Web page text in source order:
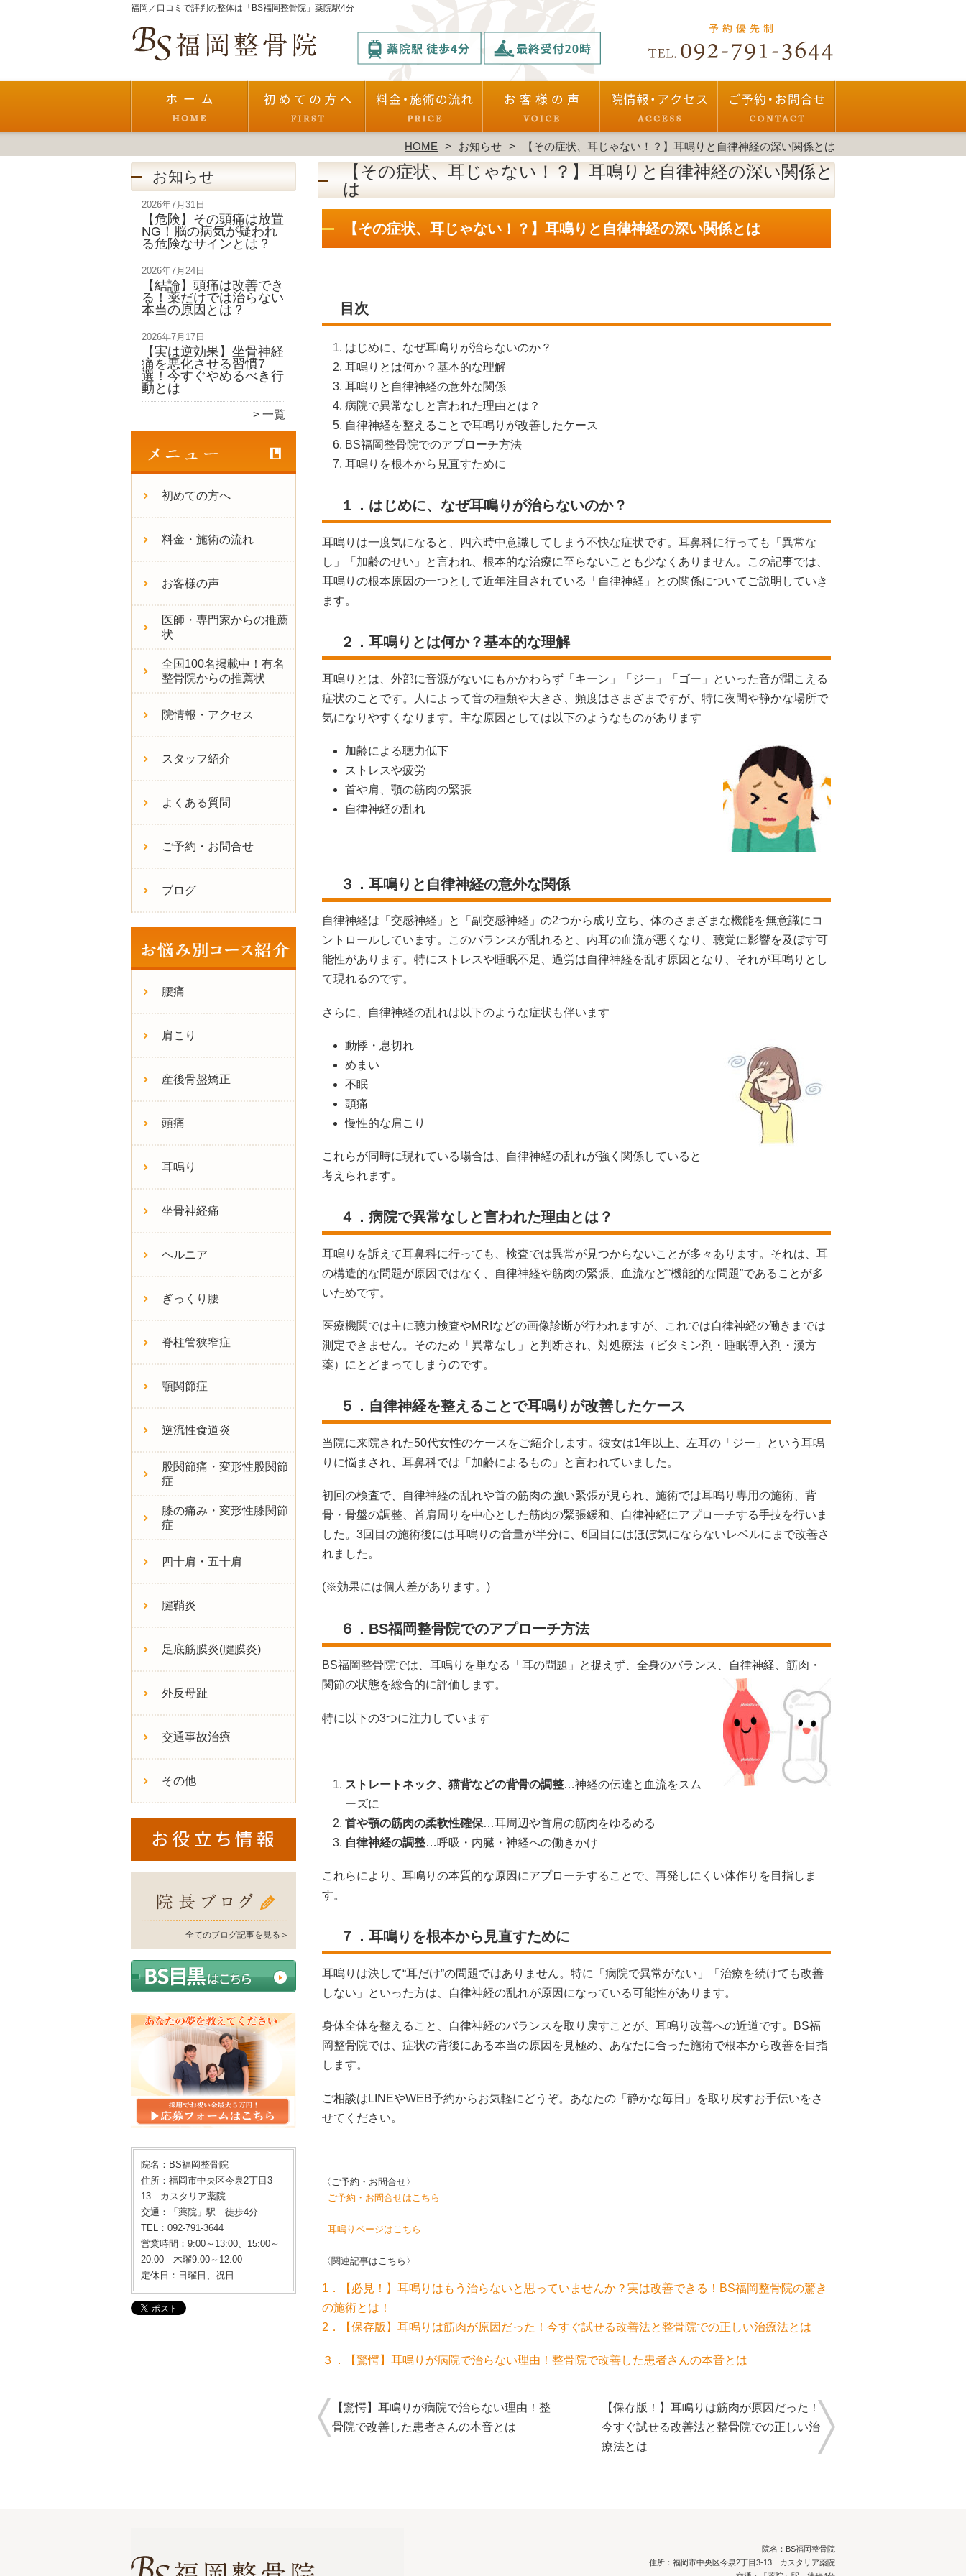
福岡／口コミで評判の整体は「BS福岡整骨院」薬院駅4分
HOME お知らせ 【その症状、耳じゃない！？】耳鳴りと自律神経の深い関係とは
お知らせ
2026年7月31日
【危険】その頭痛は放置
NG！脳の病気が疑われ
る危険なサインとは？
2026年7月24日
【結論】頭痛は改善でき
る！薬だけでは治らない
本当の原因とは？
2026年7月17日
【実は逆効果】坐骨神経
痛を悪化させる習慣7
選！今すぐやめるべき行
動とは
一覧
初めての方へ
料金・施術の流れ
お客様の声
医師・専門家からの推薦
状
全国100名掲載中！有名
整骨院からの推薦状
院情報・アクセス
スタッフ紹介
よくある質問
ご予約・お問合せ
ブログ
腰痛
肩こり
産後骨盤矯正
頭痛
耳鳴り
坐骨神経痛
ヘルニア
ぎっくり腰
脊柱管狭窄症
顎関節症
逆流性食道炎
股関節痛・変形性股関節
症
膝の痛み・変形性膝関節
症
四十肩・五十肩
腱鞘炎
足底筋膜炎(腱膜炎)
外反母趾
交通事故治療
その他
全てのブログ記事を見る＞
院名：BS福岡整骨院
住所：福岡市中央区今泉2丁目3-
13 カスタリア薬院
交通：「薬院」駅 徒歩4分
TEL：092-791-3644
営業時間：9:00～13:00、15:00～
20:00 木曜9:00～12:00
定休日：日曜日、祝日
【その症状、耳じゃない！？】耳鳴りと自律神経の深い関係と
は
【その症状、耳じゃない！？】耳鳴りと自律神経の深い関係とは
目次
はじめに、なぜ耳鳴りが治らないのか？
耳鳴りとは何か？基本的な理解
耳鳴りと自律神経の意外な関係
病院で異常なしと言われた理由とは？
自律神経を整えることで耳鳴りが改善したケース
BS福岡整骨院でのアプローチ方法
耳鳴りを根本から見直すために
１．はじめに、なぜ耳鳴りが治らないのか？
耳鳴りは一度気になると、四六時中意識してしまう不快な症状です。耳鼻科に行っても「異常な
し」「加齢のせい」と言われ、根本的な治療に至らないことも少なくありません。この記事では、
耳鳴りの根本原因の一つとして近年注目されている「自律神経」との関係についてご説明していき
ます。
２．耳鳴りとは何か？基本的な理解
耳鳴りとは、外部に音源がないにもかかわらず「キーン」「ジー」「ゴー」といった音が聞こえる
症状のことです。人によって音の種類や大きさ、頻度はさまざまですが、特に夜間や静かな場所で
気になりやすくなります。主な原因としては以下のようなものがあります
加齢による聴力低下
ストレスや疲労
首や肩、顎の筋肉の緊張
自律神経の乱れ
３．耳鳴りと自律神経の意外な関係
自律神経は「交感神経」と「副交感神経」の2つから成り立ち、体のさまざまな機能を無意識にコ
ントロールしています。このバランスが乱れると、内耳の血流が悪くなり、聴覚に影響を及ぼす可
能性があります。特にストレスや睡眠不足、過労は自律神経を乱す原因となり、それが耳鳴りとし
て現れるのです。
さらに、自律神経の乱れは以下のような症状も伴います
動悸・息切れ
めまい
不眠
頭痛
慢性的な肩こり
これらが同時に現れている場合は、自律神経の乱れが強く関係していると
考えられます。
４．病院で異常なしと言われた理由とは？
耳鳴りを訴えて耳鼻科に行っても、検査では異常が見つからないことが多々あります。それは、耳
の構造的な問題が原因ではなく、自律神経や筋肉の緊張、血流など“機能的な問題”であることが多
いためです。
医療機関では主に聴力検査やMRIなどの画像診断が行われますが、これでは自律神経の働きまでは
測定できません。そのため「異常なし」と判断され、対処療法（ビタミン剤・睡眠導入剤・漢方
薬）にとどまってしまうのです。
５．自律神経を整えることで耳鳴りが改善したケース
当院に来院された50代女性のケースをご紹介します。彼女は1年以上、左耳の「ジー」という耳鳴
りに悩まされ、耳鼻科では「加齢によるもの」と言われていました。
初回の検査で、自律神経の乱れや首の筋肉の強い緊張が見られ、施術では耳鳴り専用の施術、背
骨・骨盤の調整、首肩周りを中心とした筋肉の緊張緩和、自律神経にアプローチする手技を行いま
した。3回目の施術後には耳鳴りの音量が半分に、6回目にはほぼ気にならないレベルにまで改善さ
れました。
(※効果には個人差があります。)
６．BS福岡整骨院でのアプローチ方法
BS福岡整骨院では、耳鳴りを単なる「耳の問題」と捉えず、全身のバランス、自律神経、筋肉・
関節の状態を総合的に評価します。
特に以下の3つに注力しています
ストレートネック、猫背などの背骨の調整…神経の伝達と血流をスム
ーズに
首や顎の筋肉の柔軟性確保…耳周辺や首肩の筋肉をゆるめる
自律神経の調整…呼吸・内臓・神経への働きかけ
これらにより、耳鳴りの本質的な原因にアプローチすることで、再発しにくい体作りを目指しま
す。
７．耳鳴りを根本から見直すために
耳鳴りは決して“耳だけ”の問題ではありません。特に「病院で異常がない」「治療を続けても改善
しない」といった方は、自律神経の乱れが原因になっている可能性があります。
身体全体を整えること、自律神経のバランスを取り戻すことが、耳鳴り改善への近道です。BS福
岡整骨院では、症状の背後にある本当の原因を見極め、あなたに合った施術で根本から改善を目指
します。
ご相談はLINEやWEB予約からお気軽にどうぞ。あなたの「静かな毎日」を取り戻すお手伝いをさ
せてください。
〈ご予約・お問合せ〉
〈関連記事はこちら〉
1．【必見！】耳鳴りはもう治らないと思っていませんか？実は改善できる！BS福岡整骨院の驚き
の施術とは！
2．【保存版】耳鳴りは筋肉が原因だった！今すぐ試せる改善法と整骨院での正しい治療法とは
３． 【驚愕】耳鳴りが病院で治らない理由！整骨院で改善した患者さんの本音とは
【驚愕】耳鳴りが病院で治らない理由！整
骨院で改善した患者さんの本音とは
【保存版！】耳鳴りは筋肉が原因だった！
今すぐ試せる改善法と整骨院での正しい治
療法とは
院名：BS福岡整骨院
住所：福岡市中央区今泉2丁目3-13 カスタリア薬院